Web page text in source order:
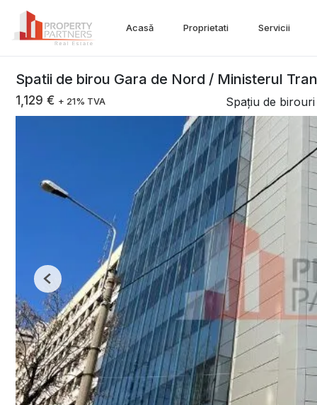
Acasă Proprietati Servicii
Spatii de birou Gara de Nord / Ministerul
1,129 € + 21% TVA Spațiu de
Previous